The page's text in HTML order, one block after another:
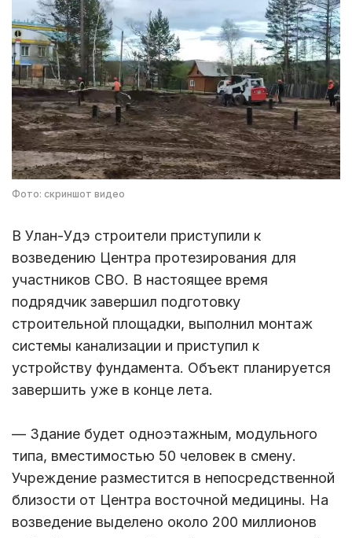
Фото: скриншот видео
В Улан-Удэ строители приступили к
возведению Центра протезирования для
участников СВО. В настоящее время
подрядчик завершил подготовку
строительной площадки, выполнил монтаж
системы канализации и приступил к
устройству фундамента. Объект планируется
завершить уже в конце лета.
— Здание будет одноэтажным, модульного
типа, вместимостью 50 человек в смену.
Учреждение разместится в непосредственной
близости от Центра восточной медицины. На
возведение выделено около 200 миллионов